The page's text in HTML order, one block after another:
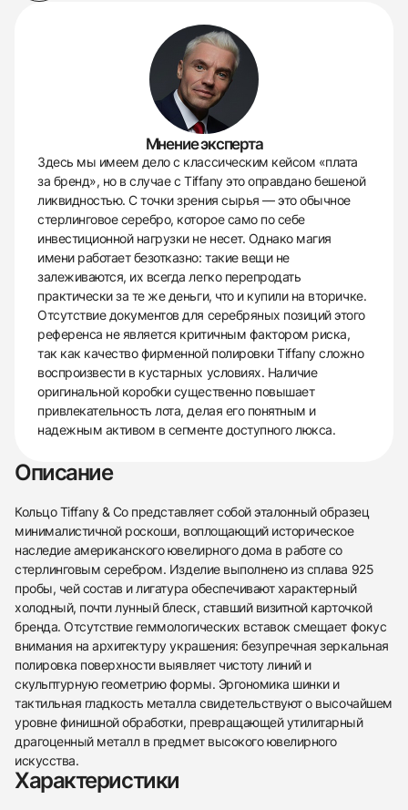
438
285
145
142
205
204
195
150
6
Мнение эксперта
Здесь мы имеем дело с классическим кейсом «плата
за бренд», но в случае с Tiffany это оправдано бешеной
ликвидностью. С точки зрения сырья — это обычное
стерлинговое серебро, которое само по себе
инвестиционной нагрузки не несет. Однако магия
имени работает безотказно: такие вещи не
залеживаются, их всегда легко перепродать
практически за те же деньги, что и купили на вторичке.
Отсутствие документов для серебряных позиций этого
референса не является критичным фактором риска,
так как качество фирменной полировки Tiffany сложно
воспроизвести в кустарных условиях. Наличие
оригинальной коробки существенно повышает
привлекательность лота, делая его понятным и
надежным активом в сегменте доступного люкса.
Описание
Кольцо Tiffany & Co представляет собой эталонный образец
минималистичной роскоши, воплощающий историческое
наследие американского ювелирного дома в работе со
стерлинговым серебром. Изделие выполнено из сплава 925
пробы, чей состав и лигатура обеспечивают характерный
холодный, почти лунный блеск, ставший визитной карточкой
бренда. Отсутствие геммологических вставок смещает фокус
внимания на архитектуру украшения: безупречная зеркальная
полировка поверхности выявляет чистоту линий и
скульптурную геометрию формы. Эргономика шинки и
тактильная гладкость металла свидетельствуют о высочайшем
уровне финишной обработки, превращающей утилитарный
драгоценный металл в предмет высокого ювелирного
искусства.
Характеристики